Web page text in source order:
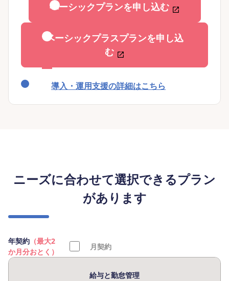
ベーシックプランを申し込む
ベーシックプラスプランを申し込
む
導入・運用支援の詳細はこちら
ニーズに合わせて選択できるプラン
があります
年契約 （最大2
か月分おとく）
月契約
給与と勤怠管理